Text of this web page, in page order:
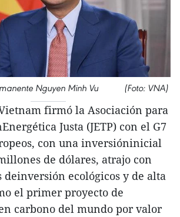
Nguyen Minh Vu (Foto: VNA)
firmó la Asociación para
Justa (JETP) con el G7
con una inversióninicial
de dólares, atrajo con
deinversión ecológicos y de alta
el primer proyecto de
carbono del mundo por valor